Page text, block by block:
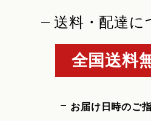
送料・配達に
全国送料
お届け日時のご